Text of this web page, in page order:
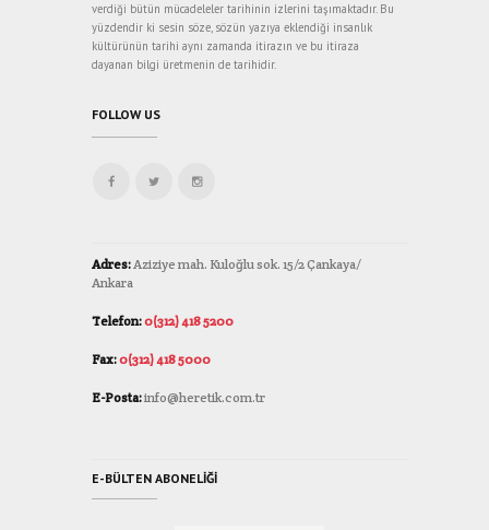
verdiği bütün mücadeleler tarihinin izlerini taşımaktadır. Bu
yüzdendir ki sesin söze, sözün yazıya eklendiği insanlık
kültürünün tarihi aynı zamanda itirazın ve bu itiraza
dayanan bilgi üretmenin de tarihidir.
FOLLOW US
Adres:Aziziye mah. Kuloğlu sok. 15/2 Çankaya/
Ankara
Telefon:0(312) 418 5200
Fax:0(312) 418 5000
E-Posta:info@heretik.com.tr
E-BÜLTEN ABONELIĞI